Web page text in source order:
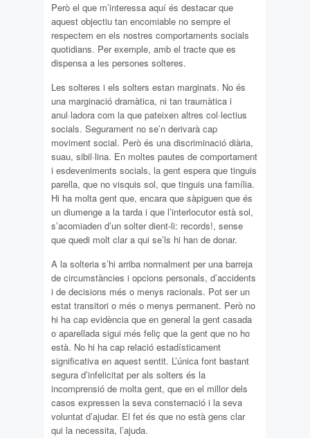
Però el que m’interessa aquí és destacar que
aquest objectiu tan encomiable no sempre el
respectem en els nostres comportaments socials
quotidians. Per exemple, amb el tracte que es
dispensa a les persones solteres.
Les solteres i els solters estan marginats. No és
una marginació dramàtica, ni tan traumàtica i
anul·ladora com la que pateixen altres col·lectius
socials. Segurament no se’n derivarà cap
moviment social. Però és una discriminació diària,
suau, sibil·lina. En moltes pautes de comportament
i esdeveniments socials, la gent espera que tinguis
parella, que no visquis sol, que tinguis una família.
Hi ha molta gent que, encara que sàpiguen que és
un diumenge a la tarda i que l’interlocutor està sol,
s’acomiaden d’un solter dient-li: records!, sense
que quedi molt clar a qui se’ls hi han de donar.
A la solteria s’hi arriba normalment per una barreja
de circumstàncies i opcions personals, d’accidents
i de decisions més o menys racionals. Pot ser un
estat transitori o més o menys permanent. Però no
hi ha cap evidència que en general la gent casada
o aparellada sigui més feliç que la gent que no ho
està. No hi ha cap relació estadísticament
significativa en aquest sentit. L’única font bastant
segura d’infelicitat per als solters és la
incomprensió de molta gent, que en el millor dels
casos expressen la seva consternació i la seva
voluntat d’ajudar. El fet és que no està gens clar
qui la necessita, l’ajuda.